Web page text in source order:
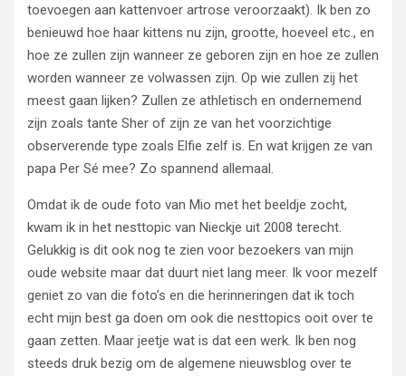
toevoegen aan kattenvoer artrose veroorzaakt). Ik ben zo
benieuwd hoe haar kittens nu zijn, grootte, hoeveel etc., en
hoe ze zullen zijn wanneer ze geboren zijn en hoe ze zullen
worden wanneer ze volwassen zijn. Op wie zullen zij het
meest gaan lijken? Zullen ze athletisch en ondernemend
zijn zoals tante Sher of zijn ze van het voorzichtige
observerende type zoals Elfie zelf is. En wat krijgen ze van
papa Per Sé mee? Zo spannend allemaal.
Omdat ik de oude foto van Mio met het beeldje zocht,
kwam ik in het nesttopic van Nieckje uit 2008 terecht.
Gelukkig is dit ook nog te zien voor bezoekers van mijn
oude website maar dat duurt niet lang meer. Ik voor mezelf
geniet zo van die foto’s en die herinneringen dat ik toch
echt mijn best ga doen om ook die nesttopics ooit over te
gaan zetten. Maar jeetje wat is dat een werk. Ik ben nog
steeds druk bezig om de algemene nieuwsblog over te